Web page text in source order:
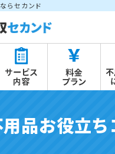
らセカンド
品お役立ち